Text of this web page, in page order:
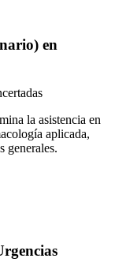
en
la asistencia en
aplicada,
generales.